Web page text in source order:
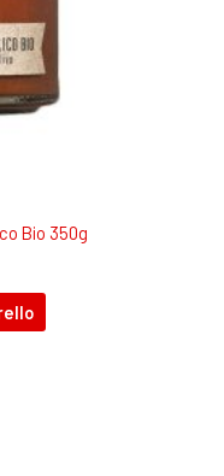
Bio 350g